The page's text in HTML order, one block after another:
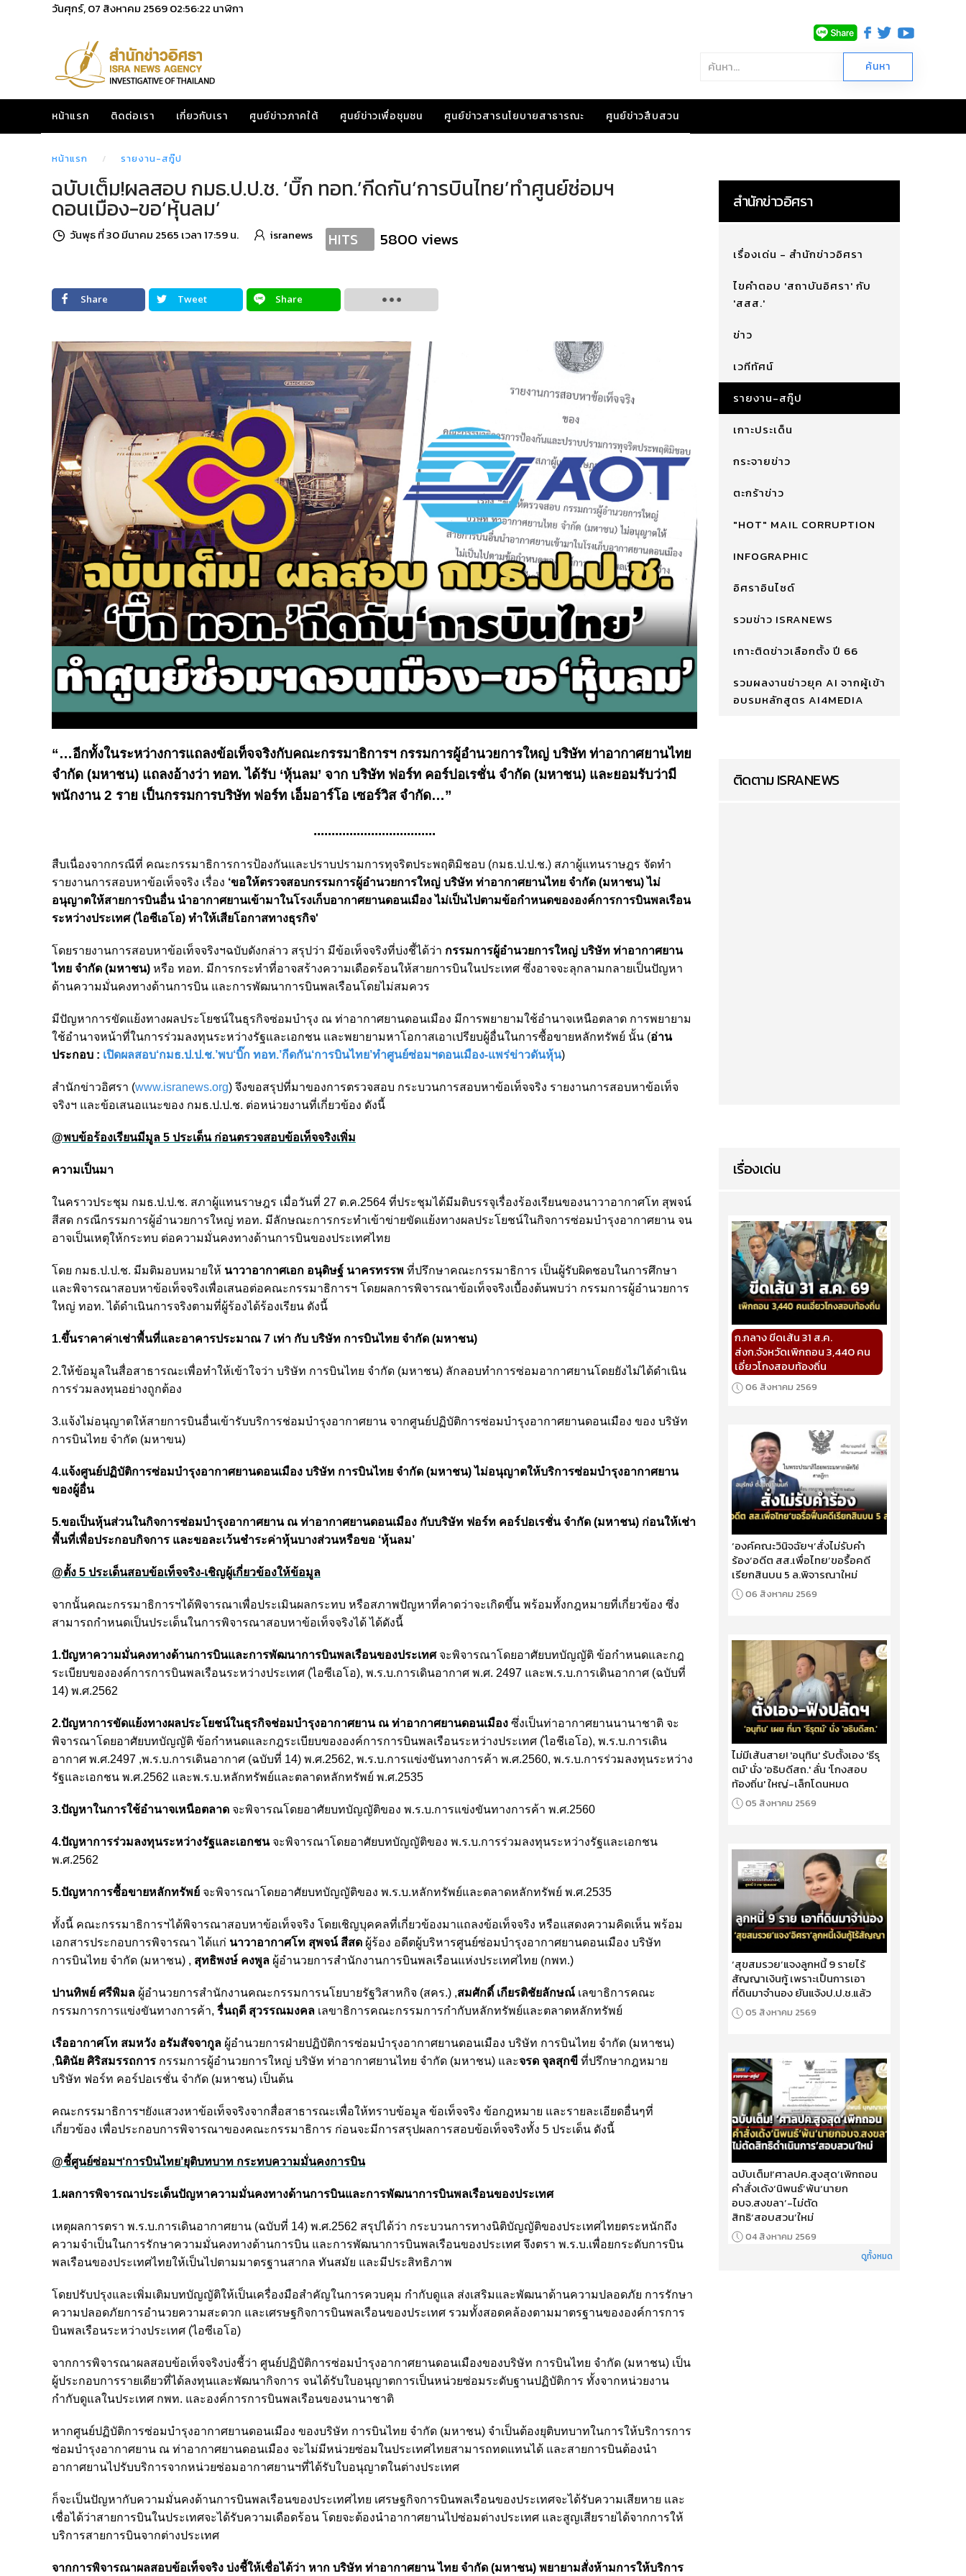
วันศุกร์, 07 สิงหาคม 256902:56:23 นาฬิกา
หน้าแรก ติดต่อเรา เกี่ยวกับเรา ศูนย์ข่าวภาคใต้ ศูนย์ข่าวเพื่อชุมชน ศูนย์ข่าวสารนโยบายสาธารณะ ศูนย์ข่าวสืบสวน
หน้าแรก รายงาน-สกู๊ป
ฉบับเต็ม!ผลสอบ กมธ.ป.ป.ช. ‘บิ๊ก ทอท.’กีดกัน‘การบินไทย’ทำศูนย์ซ่อมฯ
ดอนเมือง-ขอ‘หุ้นลม’
วันพุธ ที่ 30 มีนาคม 2565 เวลา 17:59 น. isranews HITS 5800 views
Share Tweet Share
“…อีกทั้งในระหว่างการแถลงข้อเท็จจริงกับคณะกรรมาธิการฯ กรรมการผู้อำนวยการใหญ่ บริษัท ท่าอากาศยานไทย
จำกัด (มหาชน) แถลงอ้างว่า ทอท. ได้รับ ‘หุ้นลม’ จาก บริษัท ฟอร์ท คอร์ปอเรชั่น จำกัด (มหาชน) และยอมรับว่ามี
พนักงาน 2 ราย เป็นกรรมการบริษัท ฟอร์ท เอ็มอาร์โอ เซอร์วิส จำกัด…”
..................................
สืบเนื่องจากกรณีที่ คณะกรรมาธิการการป้องกันและปราบปรามการทุจริตประพฤติมิชอบ (กมธ.ป.ป.ช.) สภาผู้แทนราษฎร จัดทำ
รายงานการสอบหาข้อเท็จจริง เรื่อง ‘ขอให้ตรวจสอบกรรมการผู้อำนวยการใหญ่ บริษัท ท่าอากาศยานไทย จำกัด (มหาชน) ไม่
อนุญาตให้สายการบินอื่น นำอากาศยานเข้ามาในโรงเก็บอากาศยานดอนเมือง ไม่เป็นไปตามข้อกำหนดขององค์การการบินพลเรือน
ระหว่างประเทศ (ไอซีเอโอ) ทำให้เสียโอกาสทางธุรกิจ'
โดยรายงานการสอบหาข้อเท็จจริงฯฉบับดังกล่าว สรุปว่า มีข้อเท็จจริงที่บ่งชี้ได้ว่า กรรมการผู้อำนวยการใหญ่ บริษัท ท่าอากาศยาน
ไทย จำกัด (มหาชน) หรือ ทอท. มีการกระทำที่อาจสร้างความเดือดร้อนให้สายการบินในประเทศ ซึ่งอาจจะลุกลามกลายเป็นปัญหา
ด้านความมั่นคงทางด้านการบิน และการพัฒนาการบินพลเรือนโดยไม่สมควร
มีปัญหาการขัดแย้งทางผลประโยชน์ในธุรกิจซ่อมบำรุง ณ ท่าอากาศยานดอนเมือง มีการพยายามใช้อำนาจเหนือตลาด การพยายาม
ใช้อำนาจหน้าที่ในการร่วมลงทุนระหว่างรัฐและเอกชน และพยายามหาโอกาสเอาเปรียบผู้อื่นในการซื้อขายหลักทรัพย์ นั้น (อ่าน
ประกอบ : เปิดผลสอบ‘กมธ.ป.ป.ช.’พบ‘บิ๊ก ทอท.’กีดกัน‘การบินไทย’ทำศูนย์ซ่อมฯดอนเมือง-แพร่ข่าวดันหุ้น)
สำนักข่าวอิศรา (www.isranews.org) จึงขอสรุปที่มาของการตรวจสอบ กระบวนการสอบหาข้อเท็จจริง รายงานการสอบหาข้อเท็จ
จริงฯ และข้อเสนอแนะของ กมธ.ป.ป.ช. ต่อหน่วยงานที่เกี่ยวข้อง ดังนี้
@พบข้อร้องเรียนมีมูล 5 ประเด็น ก่อนตรวจสอบข้อเท็จจริงเพิ่ม
ความเป็นมา
ในคราวประชุม กมธ.ป.ป.ช. สภาผู้แทนราษฎร เมื่อวันที่ 27 ต.ค.2564 ที่ประชุมได้มีมติบรรจุเรื่องร้องเรียนของนาวาอากาศโท สุพจน์
สีสด กรณีกรรมการผู้อำนวยการใหญ่ ทอท. มีลักษณะการกระทำเข้าข่ายขัดแย้งทางผลประโยชน์ในกิจการซ่อมบำรุงอากาศยาน จน
อาจเป็นเหตุให้กระทบ ต่อความมั่นคงทางด้านการบินของประเทศไทย
โดย กมธ.ป.ป.ช. มีมติมอบหมายให้ นาวาอากาศเอก อนุดิษฐ์ นาครทรรพ ที่ปรึกษาคณะกรรมาธิการ เป็นผู้รับผิดชอบในการศึกษา
และพิจารณาสอบหาข้อเท็จจริงเพื่อเสนอต่อคณะกรรมาธิการฯ โดยผลการพิจารณาข้อเท็จจริงเบื้องต้นพบว่า กรรมการผู้อำนวยการ
ใหญ่ ทอท. ได้ดำเนินการจริงตามที่ผู้ร้องได้ร้องเรียน ดังนี้
1.ขึ้นราคาค่าเช่าพื้นที่และอาคารประมาณ 7 เท่า กับ บริษัท การบินไทย จำกัด (มหาชน)
2.ให้ข้อมูลในสื่อสาธารณะเพื่อทำให้เข้าใจว่า บริษัท การบินไทย จำกัด (มหาชน) ลักลอบทำการซ่อมอากาศยานโดยยังไม่ได้ดำเนิน
การร่วมลงทุนอย่างถูกต้อง
3.แจ้งไม่อนุญาตให้สายการบินอื่นเข้ารับบริการช่อมบำรุงอากาศยาน จากศูนย์ปฏิบัติการซ่อมบำรุงอากาศยานดอนเมือง ของ บริษัท
การบินไทย จำกัด (มหาขน)
4.แจ้งศูนย์ปฏิบัติการซ่อมบำรุงอากาศยานดอนเมือง บริษัท การบินไทย จำกัด (มหาชน) ไม่อนุญาตให้บริการซ่อมบำรุงอากาศยาน
ของผู้อื่น
5.ขอเป็นหุ้นส่วนในกิจการซ่อมบำรุงอากาศยาน ณ ท่าอากาศยานดอนเมือง กับบริษัท ฟอร์ท คอร์ปอเรชั่น จำกัด (มหาชน) ก่อนให้เช่า
พื้นที่เพื่อประกอบกิจการ และขอละเว้นชำระค่าหุ้นบางส่วนหรือขอ ‘หุ้นลม’
@ตั้ง 5 ประเด็นสอบข้อเท็จจริง-เชิญผู้เกี่ยวข้องให้ข้อมูล
จากนั้นคณะกรรมาธิการฯได้พิจารณาเพื่อประเมินผลกระทบ หรือสภาพปัญหาที่คาดว่าจะเกิดขึ้น พร้อมทั้งกฎหมายที่เกี่ยวข้อง ซึ่ง
สามารถกำหนดเป็นประเด็นในการพิจารณาสอบหาข้อเท็จจริงได้ ได้ดังนี้
1.ปัญหาความมั่นคงทางด้านการบินและการพัฒนาการบินพลเรือนของประเทศจะพิจารณาโดยอาศัยบทบัญญัติ ข้อกำหนดและกฎ
ระเบียบขององค์การการบินพลเรือนระหว่างประเทศ (ไอซีเอโอ), พ.ร.บ.การเดินอากาศ พ.ศ. 2497 และพ.ร.บ.การเดินอากาศ (ฉบับที่
14) พ.ศ.2562
2.ปัญหาการขัดแย้งทางผลประโยชน์ในธุรกิจช่อมบำรุงอากาศยาน ณ ท่าอากาศยานดอนเมือง ซึ่งเป็นท่าอากาศยานนานาชาติ จะ
พิจารณาโดยอาศัยบทบัญญัติ ข้อกำหนดและกฎระเบียบขององค์การการบินพลเรือนระหว่างประเทศ (ไอชีเอโอ), พ.ร.บ.การเดิน
อากาศ พ.ศ.2497 ,พ.ร.บ.การเดินอากาศ (ฉบับที่ 14) พ.ศ.2562, พ.ร.บ.การแข่งขันทางการค้า พ.ศ.2560, พ.ร.บ.การร่วมลงทุนระหว่าง
รัฐและเอกชน พ.ศ.2562 และพ.ร.บ.หลักทรัพย์และตลาดหลักทรัพย์ พ.ศ.2535
3.ปัญหาในการใช้อำนาจเหนือตลาด จะพิจารณโดยอาศัยบทบัญญัติของ พ.ร.บ.การแข่งขันทางการค้า พ.ศ.2560
4.ปัญหาการร่วมลงทุนระหว่างรัฐและเอกชนจะพิจารณาโดยอาศัยบทบัญญัติของ พ.ร.บ.การร่วมลงทุนระหว่างรัฐและเอกชน
พ.ศ.2562
5.ปัญหาการซื้อขายหลักทรัพย์ จะพิจารณาโดยอาศัยบทบัญญัติของ พ.ร.บ.หลักทรัพย์และตลาดหลักทรัพย์ พ.ศ.2535
ทั้งนี้ คณะกรรมาธิการฯได้พิจารณาสอบหาข้อเท็จจริง โดยเชิญบุคคลที่เกี่ยวข้องมาแถลงข้อเท็จจริง หรือแสดงความคิดเห็น พร้อม
เอกสารประกอบการพิจารณา ได้แก่ นาวาอากาศโท สุพจน์ สีสด ผู้ร้อง อดีตผู้บริหารศูนย์ซ่อมบำรุงอากาศยานดอนเมือง บริษัท
การบินไทย จำกัด (มหาชน) , สุทธิพงษ์ คงพูล ผู้อำนวยการสำนักงานการบินพลเรือนแห่งประเทศไทย (กพท.)
ปานทิพย์ ศรีพิมล ผู้อำนวยการสำนักงานคณะกรรมการนโยบายรัฐวิสาหกิจ (สคร.) ,สมศักดิ์ เกียรติชัยลักษณ์ เลขาธิการคณะ
กรรมการการแข่งขันทางการค้า, รื่นฤดี สุวรรณมงคล เลขาธิการคณะกรรมการกำกับหลักทรัพย์และตลาดหลักทรัพย์
เรืออากาศโท สมหวัง อรัมสัจจากูล ผู้อำนวยการฝ่ายปฏิบัติการซ่อมบำรุงอากาศยานดอนเมือง บริษัท การบินไทย จำกัด (มหาชน)
,นิตินัย ศิริสมรรถการ กรรมการผู้อำนวยการใหญ่ บริษัท ท่าอากาศยานไทย จำกัด (มหาชน) และจรด จุลสุกขี ที่ปรึกษากฎหมาย
บริษัท ฟอร์ท คอร์ปอเรชั่น จำกัด (มหาชน) เป็นต้น
คณะกรรมาธิการฯยังแสวงหาข้อเท็จจริงจากสื่อสาธารณะเพื่อให้ทราบข้อมูล ข้อเท็จจริง ข้อกฎหมาย และรายละเอียดอื่นๆที่
เกี่ยวข้อง เพื่อประกอบการพิจารณาของคณะกรรมาธิการ ก่อนจะมีการสรุปผลการสอบข้อเท็จจริงทั้ง 5 ประเด็น ดังนี้
@ชี้ศูนย์ซ่อมฯ‘การบินไทย’ยุติบทบาท กระทบความมั่นคงการบิน
1.ผลการพิจารณาประเด็นปัญหาความมั่นคงทางด้านการบินและการพัฒนาการบินพลเรือนของประเทศ
เหตุผลการตรา พ.ร.บ.การเดินอากาศยาน (ฉบับที่ 14) พ.ศ.2562 สรุปได้ว่า กระบวนการทางนิติบัญญัติของประเทศไทยตระหนักถึง
ความจำเป็นในการรักษาความมั่นคงทางด้านการบิน และการพัฒนาการบินพลเรือนของประเทศ จึงตรา พ.ร.บ.เพื่อยกระดับการบิน
พลเรือนของประเทศไทยให้เป็นไปตามมาตรฐานสากล ทันสมัย และมีประสิทธิภาพ
โดยปรับปรุงและเพิ่มเติมบทบัญญัติให้เป็นเครื่องมือสำคัญในการควบคุม กำกับดูแล ส่งเสริมและพัฒนาด้านความปลอดภัย การรักษา
ความปลอดภัยการอำนวยความสะดวก และเศรษฐกิจการบินพลเรือนของประเทศ รวมทั้งสอดคล้องตามมาตรฐานขององค์การการ
บินพลเรือนระหว่างประเทศ (ไอซีเอโอ)
จากการพิจารณาผลสอบข้อเท็จจริงบ่งชี้ว่า ศูนย์ปฏิบัติการซ่อมบำรุงอากาศยานดอนเมืองของบริษัท การบินไทย จำกัด (มหาชน) เป็น
ผู้ประกอบการรายเดียวที่ได้ลงทุนและพัฒนากิจการ จนได้รับใบอนุญาตการเป็นหน่วยซ่อมระดับฐานปฏิบัติการ ทั้งจากหน่วยงาน
กำกับดูแลในประเทศ กพท. และองค์การการบินพลเรือนของนานาชาติ
หากศูนย์ปฏิบัติการซ่อมบำรุงอากาศยานดอนเมือง ของบริษัท การบินไทย จำกัด (มหาชน) จำเป็นต้องยุติบทบาทในการให้บริการการ
ซ่อมบำรุงอากาศยาน ณ ท่าอากาศยานดอนเมือง จะไม่มีหน่วยซ่อมในประเทศไทยสามารถทดแทนได้ และสายการบินต้องนำ
อากาศยานไปรับบริการจากหน่วยซ่อมอากาศยานฯที่ได้รับใบอนุญาตในต่างประเทศ
ก็จะเป็นปัญหากับความมั่นคงด้านการบินพลเรือนของประเทศไทย เศรษฐกิจการบินพลเรือนของประเทศจะได้รับความเสียหาย และ
เชื่อได้ว่าสายการบินในประเทศจะได้รับความเดือดร้อน โดยจะต้องนำอากาศยานไปซ่อมต่างประเทศ และสูญเสียรายได้จากการให้
บริการสายการบินจากต่างประเทศ
จากการพิจารณาผลสอบข้อเท็จจริง บ่งชี้ให้เชื่อได้ว่า หาก บริษัท ท่าอากาศยาน ไทย จำกัด (มหาชน) พยายามสั่งห้ามการให้บริการ
สำนักข่าวอิศรา
เรื่องเด่น - สำนักข่าวอิศรา
ไขคำตอบ 'สถาบันอิศรา' กับ
'สสส.'
ข่าว
เวทีทัศน์
รายงาน-สกู๊ป
เกาะประเด็น
กระจายข่าว
ตะกร้าข่าว
"HOT" MAIL CORRUPTION
INFOGRAPHIC
อิศราอินไซด์
รวมข่าว ISRANEWS
เกาะติดข่าวเลือกตั้ง ปี 66
รวมผลงานข่าวยุค AI จากผู้เข้า
อบรมหลักสูตร AI4MEDIA
ติดตาม ISRANEWS
เรื่องเด่น
ก.กลาง ขีดเส้น 31 ส.ค.
ส่งก.จังหวัดเพิกถอน 3,440 คน
เอี่ยวโกงสอบท้องถิ่น
06 สิงหาคม 2569
‘องค์คณะวินิจฉัยฯ’สั่งไม่รับคำ
ร้อง‘อดีต สส.เพื่อไทย’ขอรื้อคดี
เรียกสินบน 5 ล.พิจารณาใหม่
06 สิงหาคม 2569
ไม่มีเส้นสาย! 'อนุทิน' รับตั้งเอง 'ธีรุ
ตม์' นั่ง 'อธิบดีสถ.' ลั่น 'โกงสอบ
ท้องถิ่น' ใหญ่-เล็กโดนหมด
05 สิงหาคม 2569
‘สุขสมรวย’แจงลูกหนี้ 9 รายไร้
สัญญาเงินกู้ เพราะเป็นการเอา
ที่ดินมาจำนอง ยันแจ้งป.ป.ช.แล้ว
05 สิงหาคม 2569
ฉบับเต็ม!‘ศาลปค.สูงสุด’เพิกถอน
คำสั่งเด้ง‘นิพนธ์’พ้น‘นายก
อบจ.สงขลา’-ไม่ตัด
สิทธิ‘สอบสวน’ใหม่
04 สิงหาคม 2569
ดูทั้งหมด